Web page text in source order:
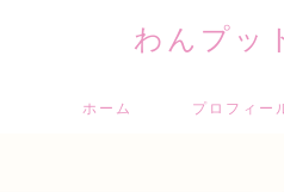
わんプッ
ホーム プロフィー